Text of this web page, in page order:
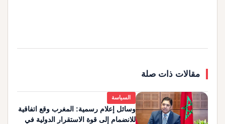
مقالات ذات صلة
السياسة
وسائل إعلام رسمية: المغرب وقع اتفاقية
للانضمام إلى قوة الاستقرار الدولية في